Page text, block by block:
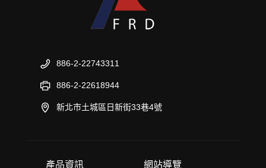
886-2-22743311
886-2-22618944
新北市土城區日新街33巷4號
產品資訊 網站導覽